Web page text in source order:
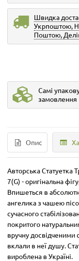
Швидка
Укрпоштою,
Поштою,
Самі
замовлення
Опис
Авторська Статуетка
7(G) - оригінальна
Впишеться в
ангелика з чашею
сучасного
покритого
вручну досвідченими
вклали в неї душу.
вироблена в Україні.